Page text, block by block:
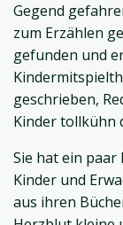
Gegend
zum Erzählen
gefunden und
geschrieben,
Kinder tollkühn
Sie hat ein
Kinder und
aus ihren